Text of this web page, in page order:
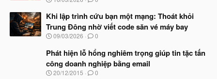
đ
ầ
u
à
b
ắ
đ
ầ
u
Khi lập trình cứu bạn một mạng: Thoát khỏi
Trung Đông nhờ viết code săn vé máy bay
N
à
y
b
ắ
09/03/2026 0
Phát hiện lỗ hổng nghiêm trọng giúp tin tặc tấn
công doanh nghiệp bằng email
N
20/12/2015 0